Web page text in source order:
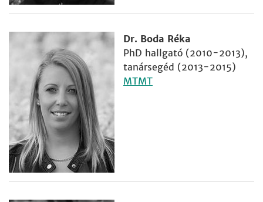
Dr. Boda Réka
PhD hallgató (2010-2013),
tanársegéd (2013-2015)
MTMT